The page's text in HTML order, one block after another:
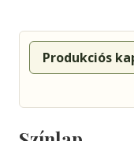
Produkciós